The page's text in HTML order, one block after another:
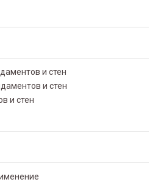
и стен
и стен
и стен